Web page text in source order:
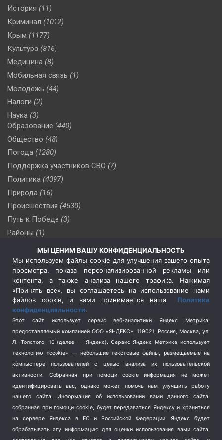
История (11)
Криминал (1012)
Крым (1177)
Культура (816)
Медицина (8)
Мобильная связь (1)
Молодежь (44)
Налоги (2)
Наука (3)
Образование (440)
Общество (48)
Погода (1280)
Поддержка участников СВО (7)
Политика (4397)
Природа (16)
Происшествия (4530)
Путь к Победе (3)
Районы (1)
Сельское хозяйство (3)
Социальная политика
(3)
Спецоперация в Украине
Спецоперация на Украине
(404)
Спорт (740)
Терроризм (1)
Транспорт (262)
Туризм (178)
Флот (76)
Школа и спорт (2)
Экология (8)
Экономика (1172)
МЫ ЦЕНИМ ВАШУ КОНФИДЕНЦИАЛЬНОСТЬ
Мы используем файлы cookie для улучшения вашего опыта
просмотра, показа персонализированной рекламы или
контента, а также анализа нашего трафика. Нажимая
«Принять все», вы соглашаетесь на использование нами
файлов cookie, и вами принимается наша Политика
конфиденциальности.
Этот сайт использует сервис веб-аналитики Яндекс Метрика,
предоставляемый компанией ООО «ЯНДЕКС», 119021, Россия, Москва, ул.
Л. Толстого, 16 (далее — Яндекс). Сервис Яндекс Метрика использует
технологию «cookie» — небольшие текстовые файлы, размещаемые на
компьютере пользователей с целью анализа их пользовательской
активности.
Собранная при помощи cookie информация не может
идентифицировать вас, однако может помочь нам улучшить работу
нашего сайта. Информация об использовании вами данного сайта,
собранная при помощи cookie, будет передаваться Яндексу и храниться
на сервере Яндекса в ЕС и Российской Федерации. Яндекс будет
обрабатывать эту информацию для оценки использования вами сайта,